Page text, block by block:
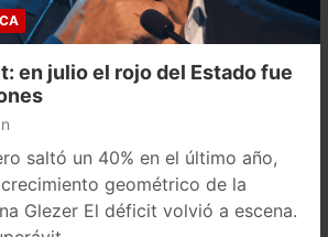
en julio el rojo del Estado fue
saltó un 40% en el último año,
geométrico de la
Glezer El déficit volvió a escena.